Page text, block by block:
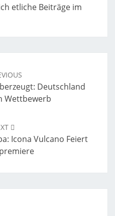
etliche Beiträge im
Deutschland
Wettbewerb
Icona Vulcano Feiert